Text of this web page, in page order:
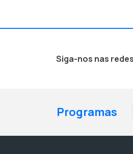
Siga-nos nas
Programas